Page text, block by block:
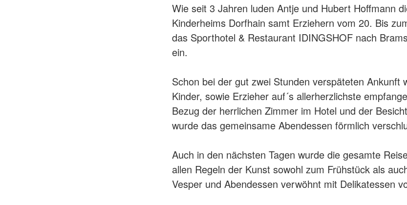
Wie seit 3 Jahren luden Antje und Hubert Hoffmann
Kinderheims Dorfhain samt Erziehern vom 20. Bis
das Sporthotel & Restaurant IDINGSHOF nach
ein.
Schon bei der gut zwei Stunden verspäteten Ankunft
Kinder, sowie Erzieher auf´s allerherzlichste
Bezug der herrlichen Zimmer im Hotel und der
wurde das gemeinsame Abendessen förmlich
Auch in den nächsten Tagen wurde die gesamte
allen Regeln der Kunst sowohl zum Frühstück als
Vesper und Abendessen verwöhnt mit Delikatessen